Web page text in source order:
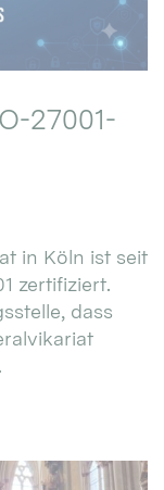
27001-
in Köln ist seit
zertifiziert.
dass